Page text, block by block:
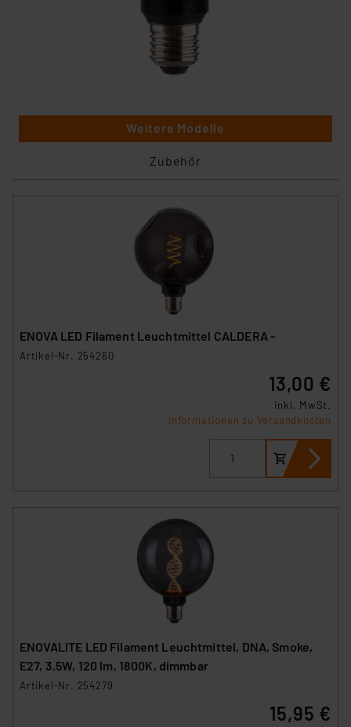
Weitere Modelle
Zubehör
ENOVA LED Filament Leuchtmittel CALDERA -
Artikel-Nr. 254260
13,00 €
inkl. MwSt.
Informationen zu Versandkosten
ENOVALITE LED Filament Leuchtmittel, DNA, Smoke,
E27, 3.5W, 120 lm, 1800K, dimmbar
Artikel-Nr. 254279
15,95 €